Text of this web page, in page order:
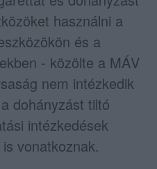
használni a
és a
- közölte a MÁV
nem intézkedik
dohányzást tiltó
intézkedések
vonatkoznak.